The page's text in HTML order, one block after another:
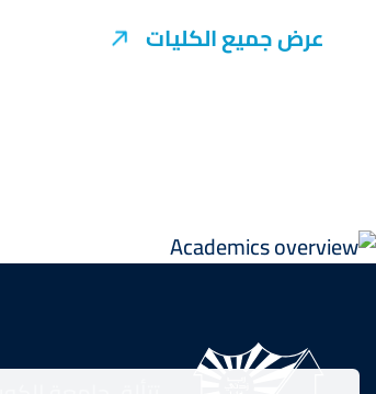
عرض جميع الكليات